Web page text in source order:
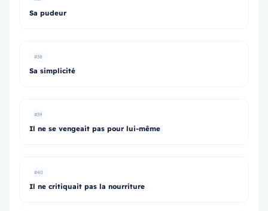
Sa pudeur
#38
Sa simplicité
#39
Il ne se vengeait pas pour lui-même
#40
Il ne critiquait pas la nourriture